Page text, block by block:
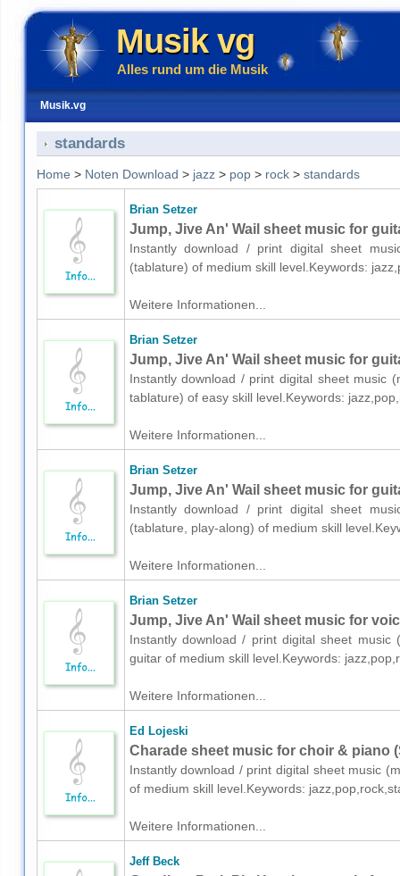
Musik vg
Alles rund um die Musik
Musik.vg
standards
Home > Noten Download > jazz> pop> rock> standards
Brian Setzer
Jump, Jive An' Wail sheet music for
Instantly download / print digital sheet
(tablature) of medium skill level.Keywords:
Weitere Informationen...
Brian Setzer
Jump, Jive An' Wail sheet music for
Instantly download / print digital sheet music
tablature) of easy skill level.Keywords:
Weitere Informationen...
Brian Setzer
Jump, Jive An' Wail sheet music for
Instantly download / print digital sheet
(tablature, play-along) of medium skill
Weitere Informationen...
Brian Setzer
Jump, Jive An' Wail sheet music for
Instantly download / print digital sheet
guitar of medium skill level.Keywords:
Weitere Informationen...
Ed Lojeski
Charade sheet music for choir & piano
Instantly download / print digital sheet music
of medium skill level.Keywords:
Weitere Informationen...
Jeff Beck